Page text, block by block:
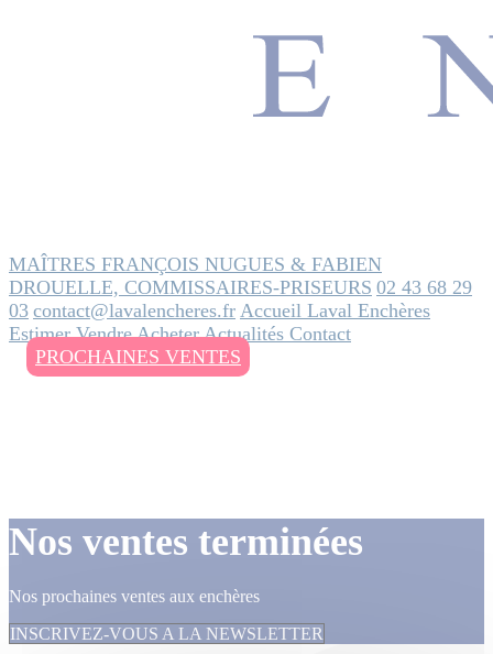
MAÎTRES FRANÇOIS NUGUES & FABIEN
DROUELLE, COMMISSAIRES-PRISEURS 02 43 68 29
03 contact@lavalencheres.fr Accueil Laval Enchères
EstimerVendreAcheterActualités Contact
PROCHAINES VENTES
Nos ventes terminées
Nos prochaines ventes aux enchères
INSCRIVEZ-VOUS A LA NEWSLETTER